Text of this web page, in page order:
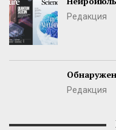
Редакция
Редакция